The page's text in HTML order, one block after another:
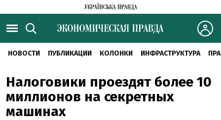
НОВОСТИ ПУБЛИКАЦИИ КОЛОНКИ ИНФРАСТРУКТУРА
Налоговики проездят более 10
миллионов на секретных
машинах